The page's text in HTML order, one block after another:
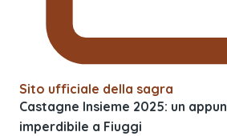
Sito ufficiale della sagra
Castagne Insieme 2025: un
imperdibile a Fiuggi